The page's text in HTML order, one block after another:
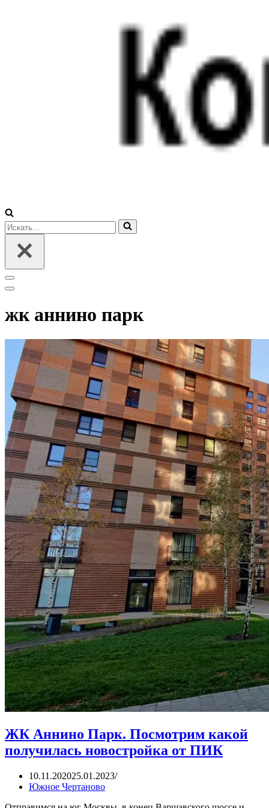
Искать...
Меню
навигации
Меню
жк аннино парк
ЖК Аннино Парк. Посмотрим какой
получилась новостройка от ПИК
10.11.202025.01.2023
Южное Чертаново